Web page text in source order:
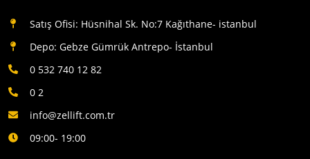
Satış Ofisi: Hüsnihal Sk. No:7 Kağıthane- istanbul
Depo: Gebze Gümrük Antrepo- İstanbul
0 532 740 12 82
0 2
info@zellift.com.tr
09:00- 19:00